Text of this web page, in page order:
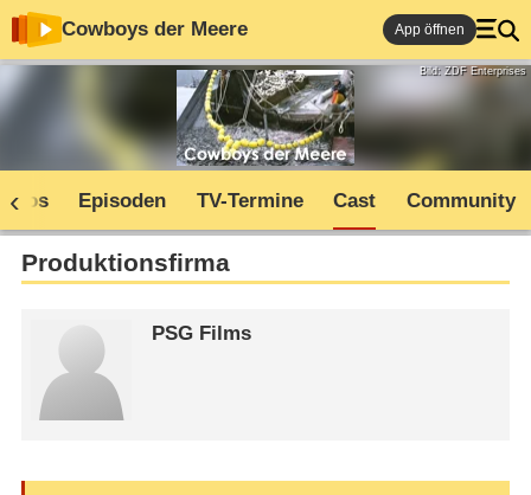
Cowboys der Meere App öffnen
Bild: ZDF Enterprises
Infos Episoden TV-Termine Cast Community
Produktionsfirma
PSG Films